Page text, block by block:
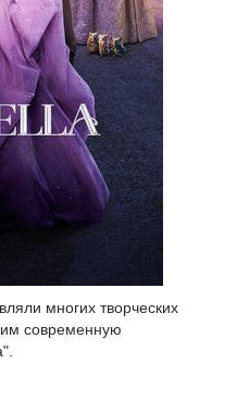
многих творческих
современную